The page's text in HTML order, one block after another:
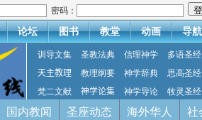
密码：
论坛 图书 教堂 动画 导航
训导文集 圣教法典 信理神学
多语圣经
天主教理
教理纲要 神学辞典
思高圣经
梵二文献
神学论集 神学导论 牧灵圣经
国内教闻 圣座动态 海外华人 社